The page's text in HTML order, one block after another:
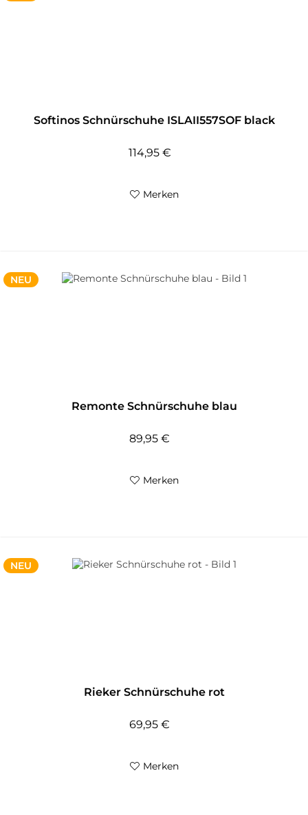
Softinos Schnürschuhe ISLAII557SOF black
114,95 €
Merken
NEU
Remonte Schnürschuhe blau
89,95 €
Merken
NEU
Rieker Schnürschuhe rot
69,95 €
Merken